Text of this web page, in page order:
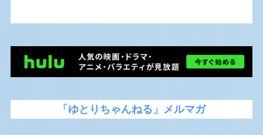
「ゆとりちゃんねる」メルマガ